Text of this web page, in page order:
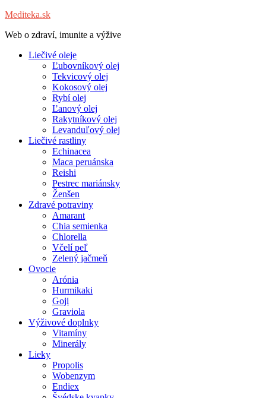
Mediteka.sk
Web o zdraví, imunite a výžive
Liečivé oleje
Ľubovníkový olej
Tekvicový olej
Kokosový olej
Rybí olej
Ľanový olej
Rakytníkový olej
Levanduľový olej
Liečivé rastliny
Echinacea
Maca peruánska
Reishi
Pestrec mariánsky
Ženšen
Zdravé potraviny
Amarant
Chia semienka
Chlorella
Včelí peľ
Zelený jačmeň
Ovocie
Arónia
Hurmikaki
Goji
Graviola
Výživové doplnky
Vitamíny
Minerály
Lieky
Propolis
Wobenzym
Endiex